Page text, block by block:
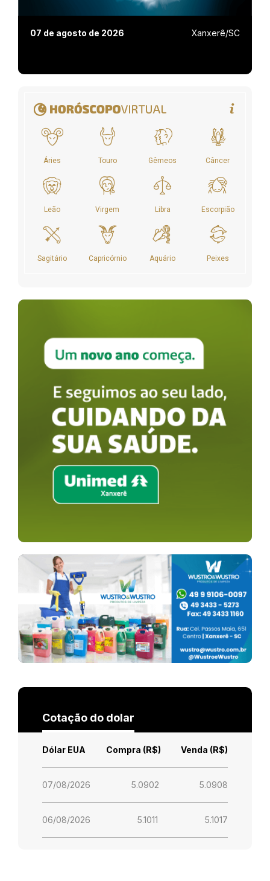
07 de agosto de 2026 Xanxerê/SC
Cotação do dolar
Dólar EUA Compra (R$) Venda (R$)
07/08/2026 5.0902 5.0908
06/08/2026 5.1011 5.1017